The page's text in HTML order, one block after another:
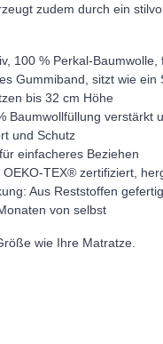
zudem durch ein
100 % Perkal-
Gummiband, sitzt wie ein
bis 32 cm Höhe
Baumwollfüllung verstärkt
und Schutz
einfacheres Beziehen
OEKO-TEX® zertifiziert,
Aus Reststoffen
von selbst
wie Ihre Matratze.